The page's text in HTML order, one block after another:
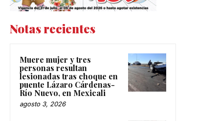
Notas recientes
Muere mujer y tres
personas resultan
lesionadas tras choque en
puente Lázaro Cárdenas-
Río Nuevo, en Mexicali
agosto 3, 2026